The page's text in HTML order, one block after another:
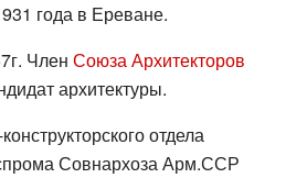
года в Ереване.
Член Союза Архитекторов
архитектуры.
отдела
Совнархоза Арм.ССР